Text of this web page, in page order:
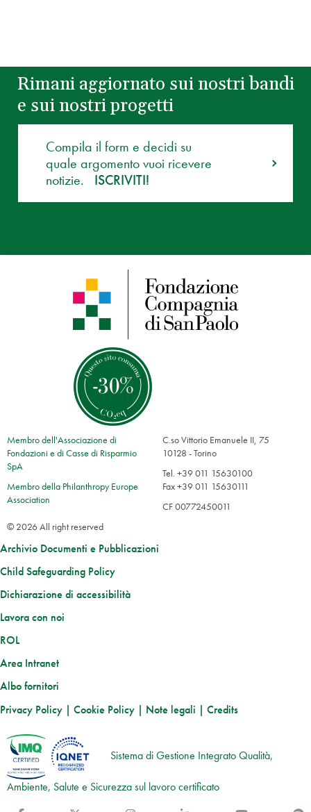
Rimani aggiornato sui nostri bandi
e sui nostri progetti
Compila il form e decidi su
quale argomento vuoi ricevere
notizie.
ISCRIVITI!
Membro dell'Associazione di
Fondazioni e di Casse di Risparmio
SpA
Membro della Philanthropy Europe
Association
C.so Vittorio Emanuele II, 75
10128 - Torino
Tel. +39 011 15630100
Fax +39 011 15630111
CF 00772450011
© 2026 All right reserved
Archivio Documenti e Pubblicazioni
Child Safeguarding Policy
Dichiarazione di accessibilità
Lavora con noi
ROL
Area Intranet
Albo fornitori
Privacy Policy | Cookie Policy | Note legali | Credits
Sistema di Gestione Integrato Qualità,
Ambiente, Salute e Sicurezza sul lavoro certificato